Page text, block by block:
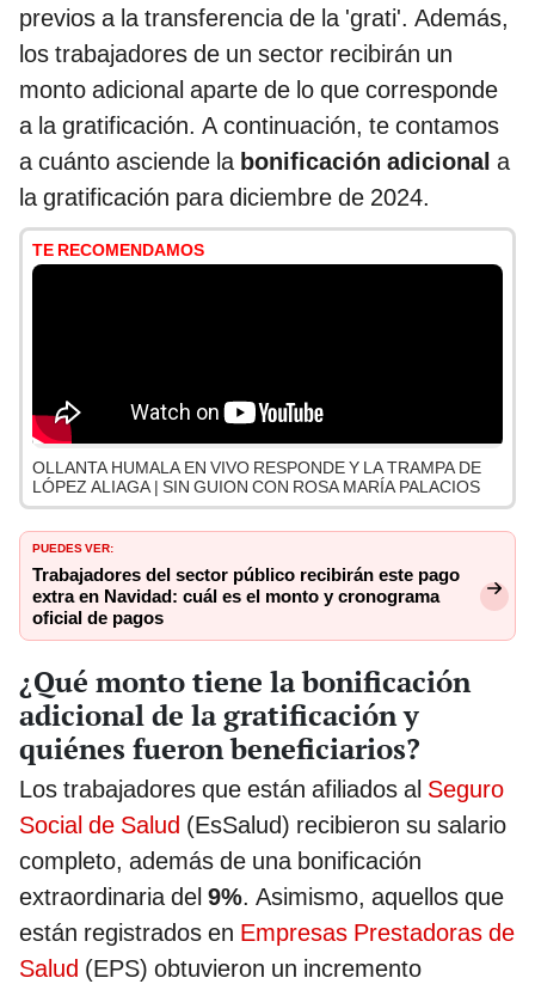
previos a la transferencia de la 'grati'. Además,
los trabajadores de un sector recibirán un
monto adicional aparte de lo que corresponde
a la gratificación. A continuación, te contamos
a cuánto asciende la bonificación adicional a
la gratificación para diciembre de 2024.
TE RECOMENDAMOS
OLLANTA HUMALA EN VIVO RESPONDE Y LA TRAMPA DE
LÓPEZ ALIAGA | SIN GUION CON ROSA MARÍA PALACIOS
PUEDES VER:
Trabajadores del sector público recibirán este pago
extra en Navidad: cuál es el monto y cronograma
oficial de pagos
¿Qué monto tiene la bonificación
adicional de la gratificación y
quiénes fueron beneficiarios?
Los trabajadores que están afiliados al Seguro
Social de Salud (EsSalud) recibieron su salario
completo, además de una bonificación
extraordinaria del 9%. Asimismo, aquellos que
están registrados en Empresas Prestadoras de
Salud (EPS) obtuvieron un incremento